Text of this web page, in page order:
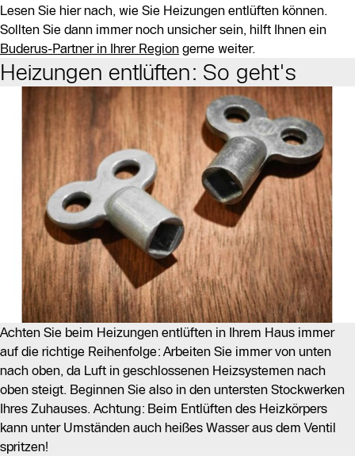
Lesen Sie hier nach, wie Sie Heizungen entlüften können.
Sollten Sie dann immer noch unsicher sein, hilft Ihnen ein
Buderus-Partner in Ihrer Region gerne weiter.
Heizungen entlüften: So geht's
Achten Sie beim Heizungen entlüften in Ihrem Haus immer
auf die richtige Reihenfolge: Arbeiten Sie immer von unten
nach oben, da Luft in geschlossenen Heizsystemen nach
oben steigt. Beginnen Sie also in den untersten Stockwerken
Ihres Zuhauses. Achtung: Beim Entlüften des Heizkörpers
kann unter Umständen auch heißes Wasser aus dem Ventil
spritzen!